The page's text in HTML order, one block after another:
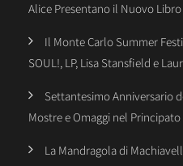
Alice Presentano il Nuovo Libro
Il Monte Carlo Summer
SOUL!, LP, Lisa Stansfield e
Settantesimo Anniversario
Mostre e Omaggi nel Principato
La Mandragola di